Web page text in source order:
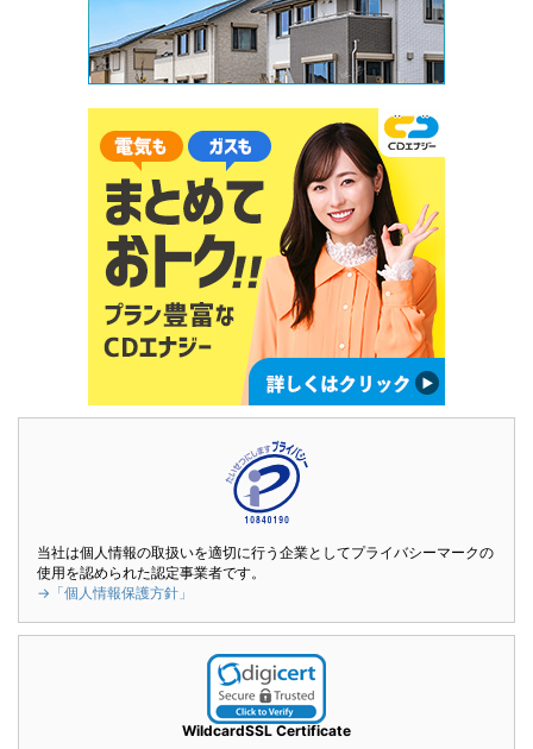
当社は個人情報の取扱いを適切に行う企業としてプライバシーマークの
使用を認められた認定事業者です。
→「個人情報保護方針」
WildcardSSL Certificate